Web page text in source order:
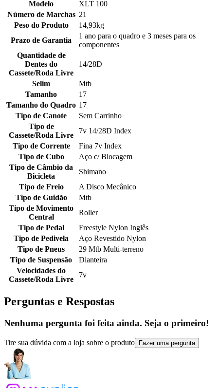
Modelo
XLT 100
Número de Marchas 21
Peso do Produto
14,93kg
Prazo de Garantia
1 ano para o quadro e 3 meses para os
componentes
Quantidade de
Dentes do
Cassete/Roda Livre
14/28D
Selim
Mtb
Tamanho
17
Tamanho do Quadro 17
Tipo de Canote
Sem Carrinho
Tipo de
Cassete/Roda Livre
7v 14/28D Index
Tipo de Corrente
Fina 7v Index
Tipo de Cubo
Aço c/ Blocagem
Tipo de Câmbio da
Bicicleta
Shimano
Tipo de Freio
A Disco Mecânico
Tipo de Guidão
Mtb
Tipo de Movimento
Central
Roller
Tipo de Pedal
Freestyle Nylon Inglês
Tipo de Pedivela
Aço Revestido Nylon
Tipo de Pneus
29 Mtb Multi-terreno
Tipo de Suspensão
Dianteira
Velocidades do
Cassete/Roda Livre
7v
Perguntas e Respostas
Nenhuma pergunta foi feita ainda. Seja o primeiro!
Tire sua dúvida com a loja sobre o produto Fazer uma pergunta